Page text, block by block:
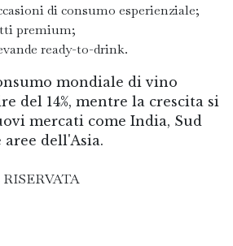
di consumo esperienziale;
premium;
ready-to-drink.
mondiale di vino
del 14%, mentre la crescita si
mercati come India, Sud
dell'Asia.